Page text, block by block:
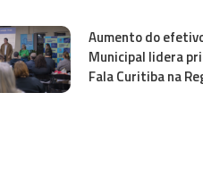
Aumento do
Municipal lidera
Fala Curitiba na